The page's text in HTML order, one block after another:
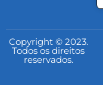
Copyright © 2023.
Todos os direitos
reservados.